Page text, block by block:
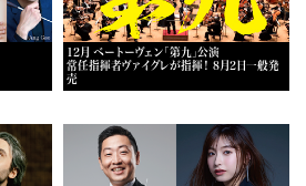
12月 ベートーヴェン「第九」公演
常任指揮者ヴァイグレが指揮！ 8月2日一般発
売